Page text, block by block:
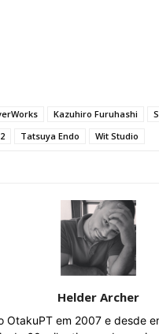
Kazuhiro Furuhashi
Tatsuya Endo Wit Studio
Helder Archer
OtakuPT em 2007 e desde